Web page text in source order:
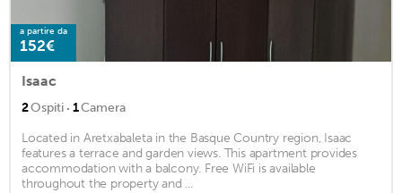
a partire da
152€
Isaac
2Ospiti · 1Camera
Located in Aretxabaleta in the Basque Country region, Isaac
features a terrace and garden views. This apartment provides
accommodation with a balcony. Free WiFi is available
throughout the property and ...